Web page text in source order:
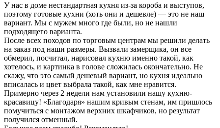
У нас в доме нестандартная кухня из-за короба и выступов,
поэтому готовые кухни (хоть они и дешевле) — это не наш
вариант. Мы с мужем много где были, но не нашли
подходящего варианта.
После всех походов по торговым центрам мы решили делать
на заказ под наши размеры. Вызвали замерщика, он все
обмерил, посчитал, нарисовал кухню именно такой, как
хотелось, и картинка в голове сложилась окончательно. Не
скажу, что это самый дешевый вариант, но кухня идеально
вписалась и цвет выбрала такой, как мне нравится.
Примерно через 2 недели нам установили нашу кухню-
красавицу! «Благодаря» нашим кривым стенам, им пришлось
помучиться с монтажом верхних шкафчиков, но результат
получился отменный.